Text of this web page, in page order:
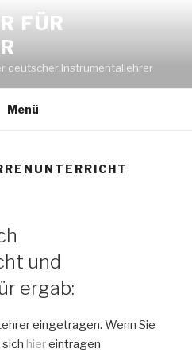
FÜR
deutscher Instrumentallehrer
Menü
und
ergab:
eingetragen. Wenn Sie
hiereintragen